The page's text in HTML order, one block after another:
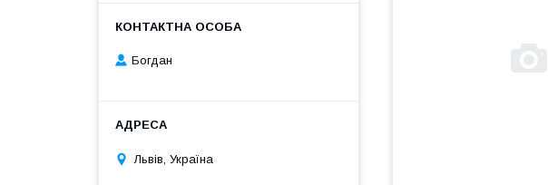
Богдан
Львів, Україна